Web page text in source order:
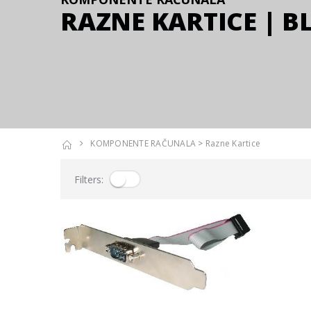
RAZNE KARTICE |
KOMPONENTE RAČUNALA > Razne Kartice
Filters: